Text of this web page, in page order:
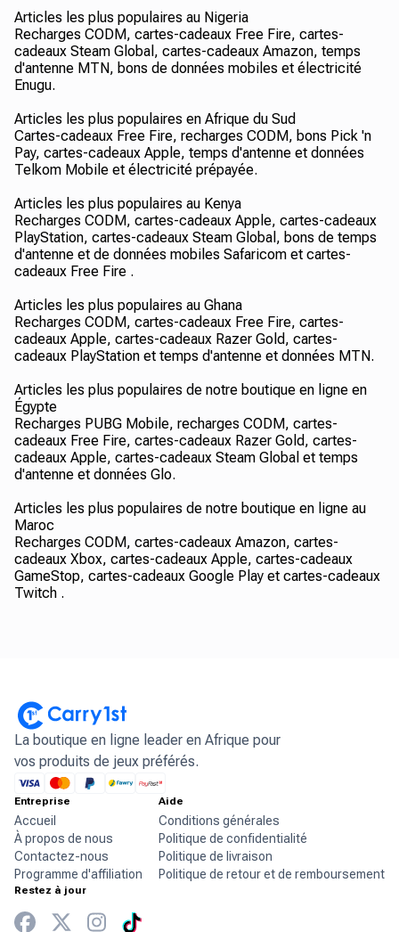
Articles les plus populaires au Nigeria
Recharges CODM, cartes-cadeaux Free Fire, cartes-
cadeaux Steam Global, cartes-cadeaux Amazon, temps
d'antenne MTN, bons de données mobiles et électricité
Enugu.
Articles les plus populaires en Afrique du Sud
Cartes-cadeaux Free Fire, recharges CODM, bons Pick 'n
Pay, cartes-cadeaux Apple, temps d'antenne et données
Telkom Mobile et électricité prépayée.
Articles les plus populaires au Kenya
Recharges CODM, cartes-cadeaux Apple, cartes-cadeaux
PlayStation, cartes-cadeaux Steam Global, bons de temps
d'antenne et de données mobiles Safaricom et cartes-
cadeaux Free Fire .
Articles les plus populaires au Ghana
Recharges CODM, cartes-cadeaux Free Fire, cartes-
cadeaux Apple, cartes-cadeaux Razer Gold, cartes-
cadeaux PlayStation et temps d'antenne et données MTN.
Articles les plus populaires de notre boutique en ligne en
Égypte
Recharges PUBG Mobile, recharges CODM, cartes-
cadeaux Free Fire, cartes-cadeaux Razer Gold, cartes-
cadeaux Apple, cartes-cadeaux Steam Global et temps
d'antenne et données Glo.
Articles les plus populaires de notre boutique en ligne au
Maroc
Recharges CODM, cartes-cadeaux Amazon, cartes-
cadeaux Xbox, cartes-cadeaux Apple, cartes-cadeaux
GameStop, cartes-cadeaux Google Play et cartes-cadeaux
Twitch .
La boutique en ligne leader en Afrique pour
vos produits de jeux préférés.
Entreprise
Accueil
À propos de nous
Contactez-nous
Programme d'affiliation
Aide
Conditions générales
Politique de confidentialité
Politique de livraison
Politique de retour et de remboursement
Restez à jour